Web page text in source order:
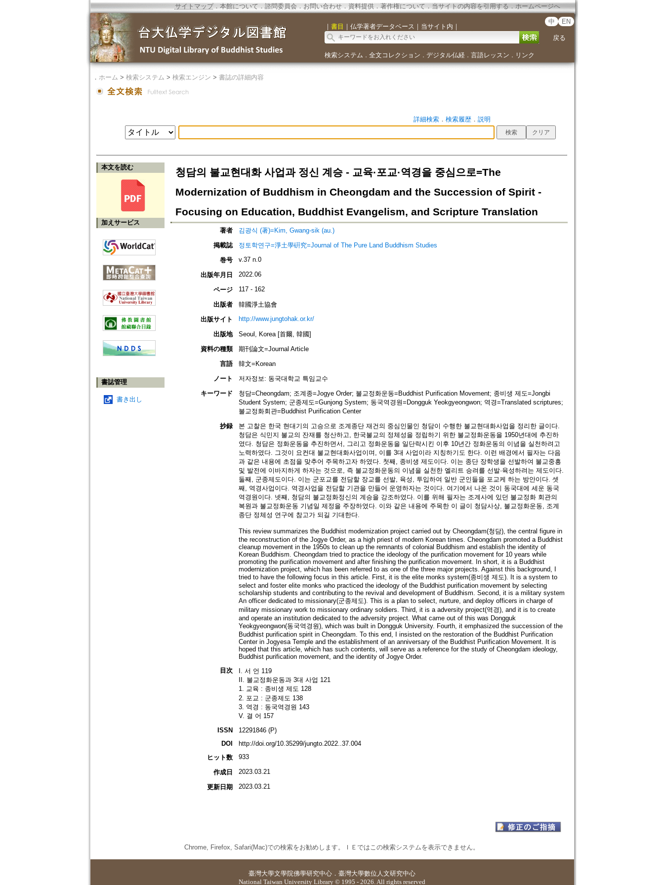
サイトマップ．本館について ． 諮問委員会． お問い合わせ． 資料提供． 著作権について．当サイトの内容を引用する ． ホームページへ
｜ 書目 ｜ 仏学著者データベース ｜ 当サイト内 ｜
中 EN
戻る
検索システム ． 全文コレクション ． デジタル仏経． 言語レッスン ． リンク
． ホーム > 検索システム > 検索エンジン > 書誌の詳細内容
詳細検索． 検索履歴． 説明
本文を読む
加えサービス
書誌管理
書き出し
청담의 불교현대화 사업과 정신 계승 - 교육·포교·역경을 중심으로=The
Modernization of Buddhism in Cheongdam and the Succession of Spirit -
Focusing on Education, Buddhist Evangelism, and Scripture Translation
著者
김광식 (著)=Kim, Gwang-sik (au.)
掲載誌
정토학연구=淨土學硏究=Journal of The Pure Land Buddhism Studies
巻号
v.37 n.0
出版年月日 2022.06
ページ 117 - 162
出版者
韓國淨土協會
出版サイト
http://www.jungtohak.or.kr/
出版地
Seoul, Korea [首爾, 韓國]
資料の種類
期刊論文=Journal Article
言語
韓文=Korean
ノート
저자정보: 동국대학교 특임교수
キーワード
청담=Cheongdam; 조계종=Jogye Order; 불교정화운동=Buddhist Purification Movement; 종비생 제도=Jongbi
Student System; 군종제도=Gunjong System; 동국역경원=Dongguk Yeokgyeongwon; 역경=Translated scriptures;
불교정화회관=Buddhist Purification Center
抄録
본 고찰은 한국 현대기의 고승으로 조계종단 재건의 중심인물인 청담이 수행한 불교현대화사업을 정리한 글이다.
청담은 식민지 불교의 잔재를 청산하고, 한국불교의 정체성을 정립하기 위한 불교정화운동을 1950년대에 추진하
였다. 청담은 정화운동을 추진하면서, 그리고 정화운동을 일단락시킨 이후 10년간 정화운동의 이념을 실천하려고
노력하였다. 그것이 요컨대 불교현대화사업이며, 이를 3대 사업이라 지칭하기도 한다. 이런 배경에서 필자는 다음
과 같은 내용에 초점을 맞추어 주목하고자 하였다. 첫째, 종비생 제도이다. 이는 종단 장학생을 선발하여 불교중흥
및 발전에 이바지하게 하자는 것으로, 즉 불교정화운동의 이념을 실천한 엘리트 승려를 선발·육성하려는 제도이다.
둘째, 군종제도이다. 이는 군포교를 전담할 장교를 선발, 육성, 투입하여 일반 군인들을 포교케 하는 방안이다. 셋
째, 역경사업이다. 역경사업을 전담할 기관을 만들어 운영하자는 것이다. 여기에서 나온 것이 동국대에 세운 동국
역경원이다. 넷째, 청담의 불교정화정신의 계승을 강조하였다. 이를 위해 필자는 조계사에 있던 불교정화 회관의
복원과 불교정화운동 기념일 제정을 주장하였다. 이와 같은 내용에 주목한 이 글이 청담사상, 불교정화운동, 조계
종단 정체성 연구에 참고가 되길 기대한다.
This review summarizes the Buddhist modernization project carried out by Cheongdam(청담), the central figure in
the reconstruction of the Jogye Order, as a high priest of modern Korean times. Cheongdam promoted a Buddhist
cleanup movement in the 1950s to clean up the remnants of colonial Buddhism and establish the identity of
Korean Buddhism. Cheongdam tried to practice the ideology of the purification movement for 10 years while
promoting the purification movement and after finishing the purification movement. In short, it is a Buddhist
modernization project, which has been referred to as one of the three major projects. Against this background, I
tried to have the following focus in this article. First, it is the elite monks system(종비생 제도). It is a system to
select and foster elite monks who practiced the ideology of the Buddhist purification movement by selecting
scholarship students and contributing to the revival and development of Buddhism. Second, it is a military system
An officer dedicated to missionary(군종제도). This is a plan to select, nurture, and deploy officers in charge of
military missionary work to missionary ordinary soldiers. Third, it is a adversity project(역경), and it is to create
and operate an institution dedicated to the adversity project. What came out of this was Dongguk
Yeokgyeongwon(동국역경원), which was built in Dongguk University. Fourth, it emphasized the succession of the
Buddhist purification spirit in Cheongdam. To this end, I insisted on the restoration of the Buddhist Purification
Center in Jogyesa Temple and the establishment of an anniversary of the Buddhist Purification Movement. It is
hoped that this article, which has such contents, will serve as a reference for the study of Cheongdam ideology,
Buddhist purification movement, and the identity of Jogye Order.
目次
I. 서 언 119
II. 불교정화운동과 3대 사업 121
1. 교육 : 종비생 제도 128
2. 포교 : 군종제도 138
3. 역경 : 동국역경원 143
V. 결 어 157
ISSN
12291846 (P)
DOI
http://doi.org/10.35299/jungto.2022..37.004
ヒット数
933
作成日 2023.03.21
更新日期 2023.03.21
Chrome, Firefox, Safari(Mac)での検索をお勧めします。ＩＥではこの検索システムを表示できません。
臺灣大學文學院佛學研究中心 ． 臺灣大學數位人文研究中心
National Taiwan University Library © 1995 - 2026. All rights reserved